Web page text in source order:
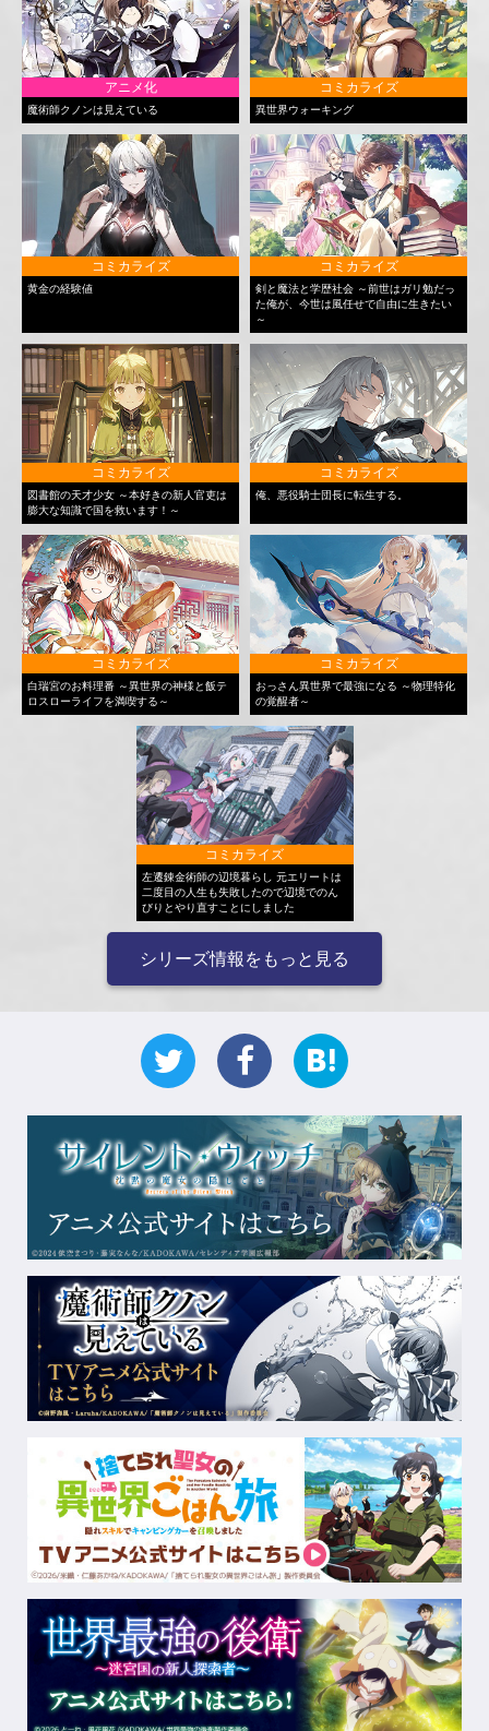
アニメ化
魔術師クノンは見えている
コミカライズ
異世界ウォーキング
コミカライズ
黄金の経験値
コミカライズ
剣と魔法と学歴社会 ～前世はガリ勉だっ
た俺が、今世は風任せで自由に生きたい
～
コミカライズ
図書館の天才少女 ～本好きの新人官吏は
膨大な知識で国を救います！～
コミカライズ
俺、悪役騎士団長に転生する。
コミカライズ
白瑞宮のお料理番 ～異世界の神様と飯テ
ロスローライフを満喫する～
コミカライズ
おっさん異世界で最強になる ～物理特化
の覚醒者～
コミカライズ
左遷錬金術師の辺境暮らし 元エリートは
二度目の人生も失敗したので辺境でのん
びりとやり直すことにしました
シリーズ情報をもっと見る